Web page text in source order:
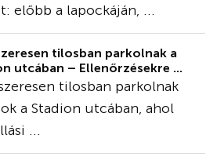
előbb a lapockáján, ...
tilosban parkolnak a
utcában – Ellenőrzésekre ...
tilosban parkolnak
a Stadion utcában, ahol
...